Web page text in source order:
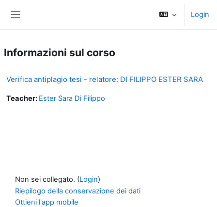
Login
Informazioni sul corso
Verifica antiplagio tesi - relatore: DI FILIPPO ESTER SARA
Teacher: Ester Sara Di Filippo
Non sei collegato. (Login)
Riepilogo della conservazione dei dati
Ottieni l'app mobile